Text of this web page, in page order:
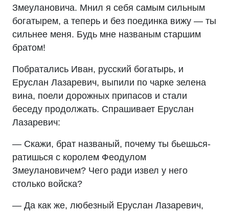
Змеулановича. Мнил я себя самым сильным
богатырем, а теперь и без поединка вижу — ты
сильнее меня. Будь мне названым старшим
братом!
Побратались Иван, русский богатырь, и
Еруслан Лазаревич, выпили по чарке зелена
вина, поели дорожных припасов и стали
беседу продолжать. Спрашивает Еруслан
Лазаревич:
— Скажи, брат названый, почему ты бьешься-
ратишься с королем Феодулом
Змеулановичем? Чего ради извел у него
столько войска?
— Да как же, любезный Еруслан Лазаревич,